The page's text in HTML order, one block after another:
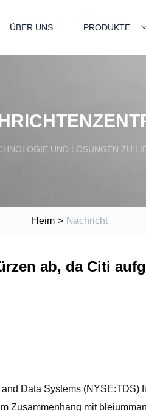
ÜBER UNS PRODUKTE
UND LÖSUNGEN ZU
Heim > Nachricht
ab, da Citi
Data Systems
Zusammenhang mit